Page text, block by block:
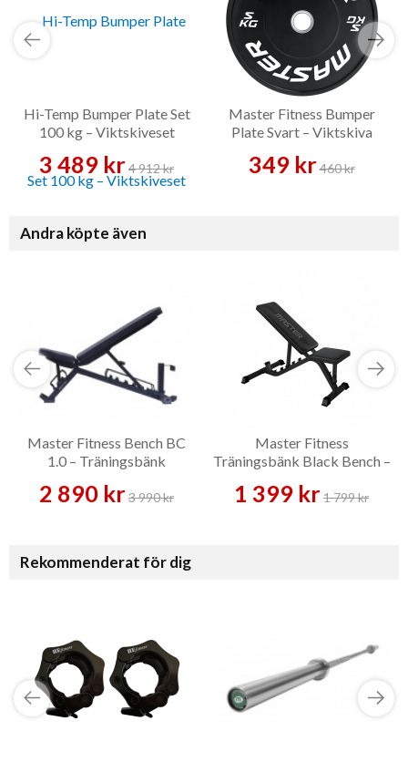
Hi-Temp Bumper Plate Set
100 kg – Viktskiveset
3 489 kr4 912 kr
Master Fitness Bumper
Plate Svart – Viktskiva
349 kr460 kr
Andra köpte även
Master Fitness Bench BC
1.0 – Träningsbänk
2 890 kr3 990 kr
Master Fitness
Träningsbänk Black Bench –
1 399 kr1 799 kr
Rekommenderat för dig